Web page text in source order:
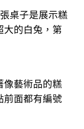
桌子是展示糕
大的白兔，第
像藝術品的糕
前面都有編號